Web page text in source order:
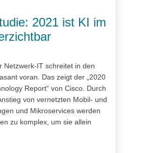
2021 ist KI im
Netzwerk-IT schreitet in den
voran. Das zeigt der „2020
Report“ von Cisco. Durch
von vernetzten Mobil- und
und Mikroservices werden
zu komplex, um sie allein